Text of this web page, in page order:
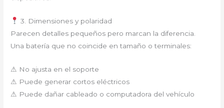
3. Dimensiones y polaridad
Parecen detalles pequeños pero marcan la diferencia.
Una batería que no coincide en tamaño o terminales:
⚠ No ajusta en el soporte
⚠ Puede generar cortos eléctricos
⚠ Puede dañar cableado o computadora del vehículo